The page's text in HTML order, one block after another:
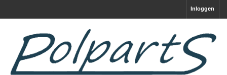
Inloggen